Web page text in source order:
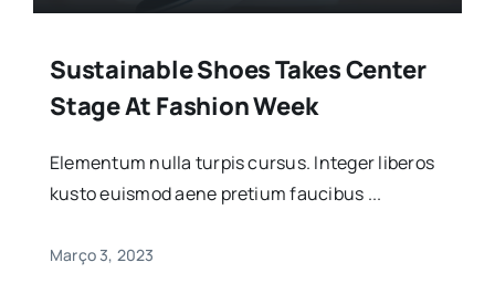
Sustainable Shoes Takes Center
Stage At Fashion Week
Elementum nulla turpis cursus. Integer liberos
kusto euismod aene pretium faucibus ...
Março 3, 2023